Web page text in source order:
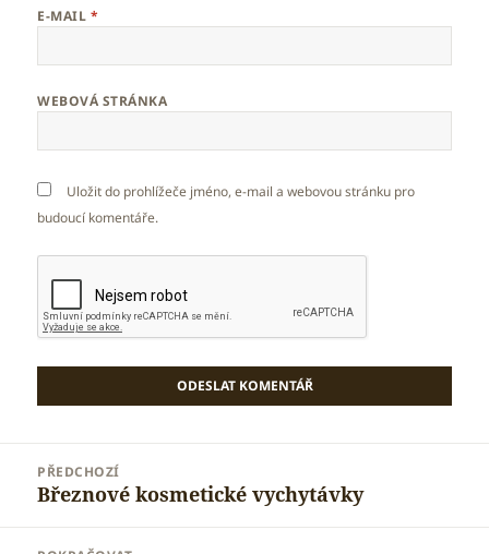
E-MAIL *
WEBOVÁ STRÁNKA
Uložit do prohlížeče jméno, e-mail a webovou stránku pro
budoucí komentáře.
příspěvek
PŘEDCHOZÍ
Předchozí
Březnové kosmetické vychytávky